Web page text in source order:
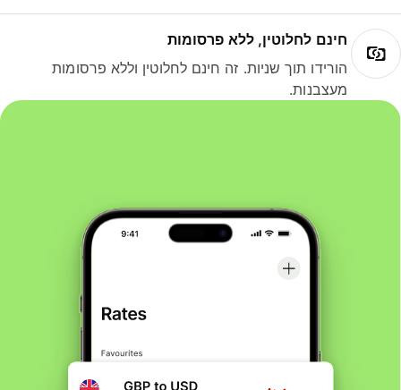
חינם לחלוטין, ללא פרסומות
הורידו תוך שניות. זה חינם לחלוטין וללא פרסומות
מעצבנות.